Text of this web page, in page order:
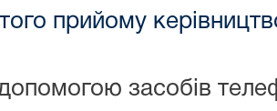
прийому
засобів